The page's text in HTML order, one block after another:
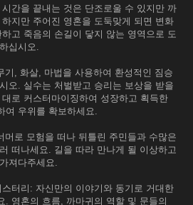
간을 끝내는 것은 단조로울 수 있지만 까
지만 주어진 영혼을 도둑맞게 되면 변화
고 죽음의 손길이 닿지 않는 영역으로 도
십시오.
기, 화살, 마법을 사용하여 환성적인 짐승
오. 실수는 처벌받고 승리는 보상을 받을
로 커스터마이징하여 성장하고 획득한
여 우위를 확보하세요.
머로 모험을 떠나 뒤틀린 주민들과 수많은
떠나세요. 길을 따라 만나게 될 이상하고
져다주세요.
터리: 자신만의 이야기와 동기로 거대한
. 영혼의 흐름, 까마귀의 역할 및 문들의